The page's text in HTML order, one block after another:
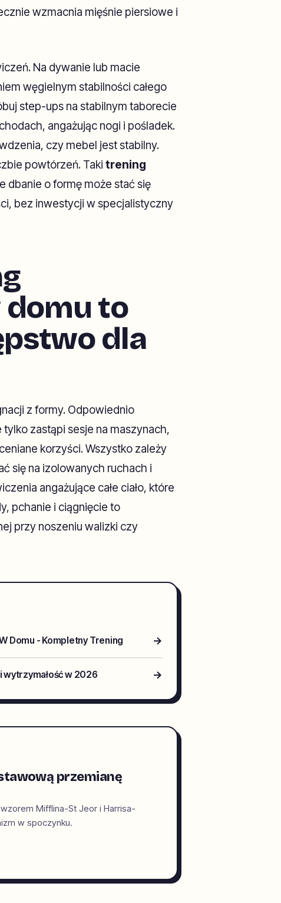
wzmacnia mięśnie piersiowe i
Na dywanie lub macie
węgielnym stabilności całego
step-ups na stabilnym taborecie
angażując nogi i pośladek.
czy mebel jest stabilny.
powtórzeń. Taki trening
dbanie o formę może stać się
bez inwestycji w specjalistyczny
to
dla
z formy. Odpowiednio
zastąpi sesje na maszynach,
korzyści. Wszystko zależy
się na izolowanych ruchach i
angażujące całe ciało, które
pchanie i ciągnięcie to
przy noszeniu walizki czy
Domu - Kompletny Trening →
wytrzymałość w 2026 →
przemianę
Mifflina-St Jeor i Harrisa-
w spoczynku.